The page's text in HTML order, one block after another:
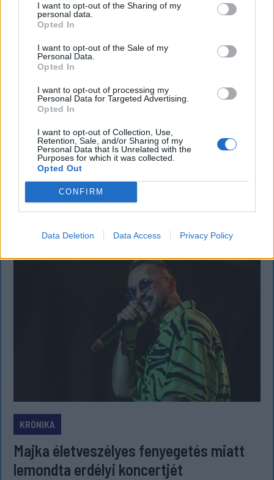
I want to opt-out of the Sharing of my
personal data.
Opted In
I want to opt-out of the Sale of my
Personal Data.
Opted In
I want to opt-out of processing my
Personal Data for Targeted Advertising.
Opted In
I want to opt-out of Collection, Use,
Retention, Sale, and/or Sharing of my
Personal Data that Is Unrelated with the
Purposes for which it was collected.
Opted Out
CONFIRM
Data Deletion Data Access Privacy Policy
KRÓNIKA
Büntetőfeljelentést tett Majka ügyvédje
a romániai telefonszámról érkezett
fenyegetés miatt
Büntetőfeljelentést tett csütörtökön Majka
romániai jogi képviselője a sepsiszentgyörgyi Sic
Feszt fesztiválra tervezett koncert lemondását
kiváltó fenyegetés ügyében.
KRÓNIKA
Majka életveszélyes fenyegetés miatt
lemondta erdélyi koncertjét